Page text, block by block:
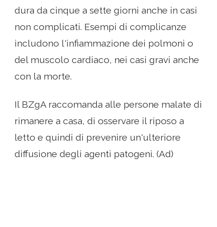
dura da cinque a sette giorni anche in casi
non complicati. Esempi di complicanze
includono l'infiammazione dei polmoni o
del muscolo cardiaco, nei casi gravi anche
con la morte.
Il BZgA raccomanda alle persone malate di
rimanere a casa, di osservare il riposo a
letto e quindi di prevenire un'ulteriore
diffusione degli agenti patogeni. (Ad)